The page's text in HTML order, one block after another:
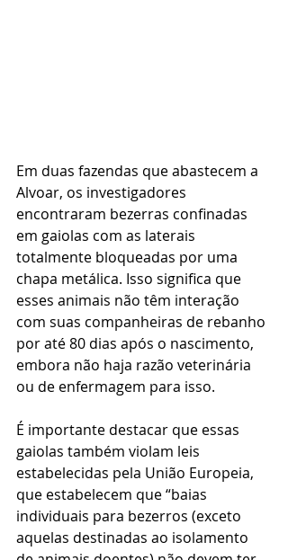
Em duas fazendas que abastecem a
Alvoar, os investigadores
encontraram bezerras confinadas
em gaiolas com as laterais
totalmente bloqueadas por uma
chapa metálica. Isso significa que
esses animais não têm interação
com suas companheiras de rebanho
por até 80 dias após o nascimento,
embora não haja razão veterinária
ou de enfermagem para isso.
É importante destacar que essas
gaiolas também violam leis
estabelecidas pela União Europeia,
que estabelecem que “baias
individuais para bezerros (exceto
aquelas destinadas ao isolamento